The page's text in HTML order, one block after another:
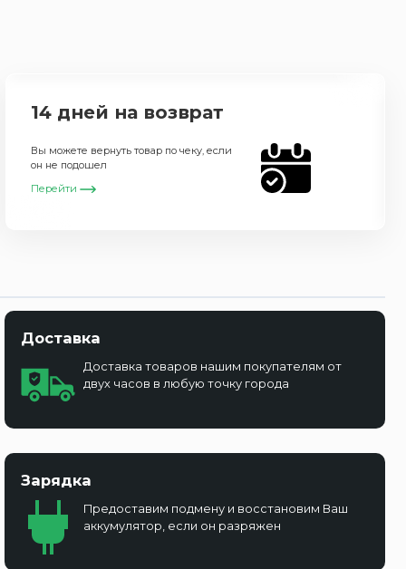
14 дней на возврат
Вы можете вернуть товар по чеку, если
он не подошел
Перейти
Доставка
Доставка товаров нашим покупателям от
двух часов в любую точку города
Зарядка
Предоставим подмену и восстановим Ваш
аккумулятор, если он разряжен